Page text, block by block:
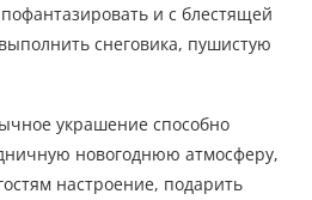
и с блестящей
снеговика, пушистую
украшение способно
новогоднюю атмосферу,
настроение, подарить